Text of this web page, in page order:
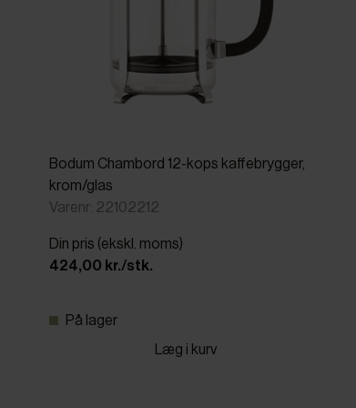
Bodum Chambord 12-kops kaffebrygger,
krom/glas
Varenr: 22102212
Din pris (ekskl. moms)
424,00 kr./stk.
På lager
Læg i kurv